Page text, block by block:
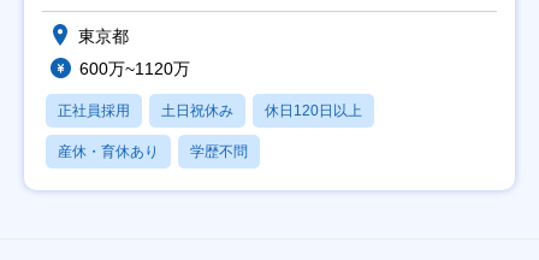
東京都
600万~1120万
正社員採用 土日祝休み 休日120日以上
産休・育休あり 学歴不問